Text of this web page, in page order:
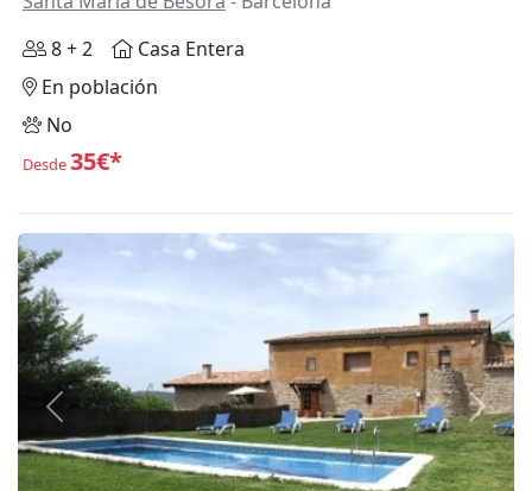
8 + 2
Casa Entera
En población
No
Desde35€*
Anterior